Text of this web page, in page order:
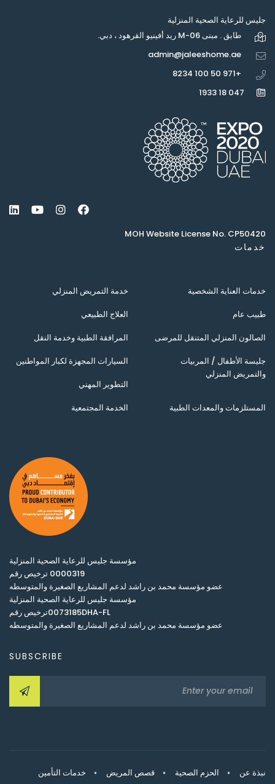
جليس للرعاية الصحية المنزلية
طابق . مبنى M-06 ريد أفينيو القرهود ، دبي.
admin@jaleeshome.ae
+971 50 100 8234
047 18 1933
MOH Website License No. CP50420
خدمات
خدمات العناية الشخصية
خدمة التمريض المنزلي
طبيب عام
العلاج الطبيعي
الصالون المنزلي المتنقل للمرضى
المرافقة الطبية وخدمة النقل
جليسة الأطفال / المربيات
والتمريض المنزلي
السيارات المجهزة لكبار المواطنين
التطوير المهني
المستلزمات والمعدات الطبية
الخدمة المجتمعية
مؤسسة جليس للرعاية الصحية المنزلية
0000319 ترخيص رقم
عضو مؤسسة محمد بن راشد لدعم المشاريع الصغيرة والمتوسطه
مؤسسة جليس للرعاية الصحية المنزلية
0073185DHA-FLترخيص رقم
عضو مؤسسة محمد بن راشد لدعم المشاريع الصغيرة والمتوسطه
SUBSCRIBE
نبذة عن الحزم الصحية قصص المريض خدمات التأمين